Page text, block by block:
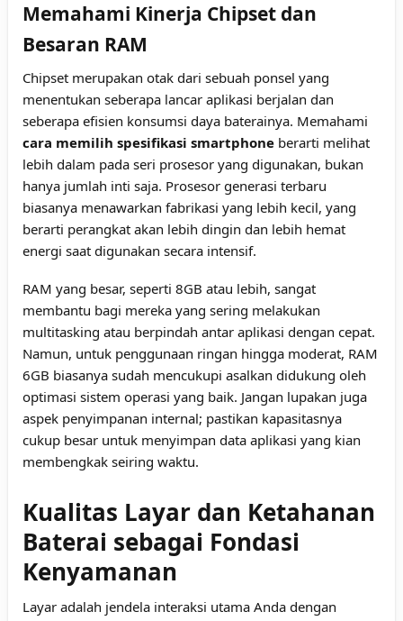
Memahami Kinerja Chipset dan
Besaran RAM
Chipset merupakan otak dari sebuah ponsel yang
menentukan seberapa lancar aplikasi berjalan dan
seberapa efisien konsumsi daya baterainya. Memahami
cara memilih spesifikasi smartphone berarti melihat
lebih dalam pada seri prosesor yang digunakan, bukan
hanya jumlah inti saja. Prosesor generasi terbaru
biasanya menawarkan fabrikasi yang lebih kecil, yang
berarti perangkat akan lebih dingin dan lebih hemat
energi saat digunakan secara intensif.
RAM yang besar, seperti 8GB atau lebih, sangat
membantu bagi mereka yang sering melakukan
multitasking atau berpindah antar aplikasi dengan cepat.
Namun, untuk penggunaan ringan hingga moderat, RAM
6GB biasanya sudah mencukupi asalkan didukung oleh
optimasi sistem operasi yang baik. Jangan lupakan juga
aspek penyimpanan internal; pastikan kapasitasnya
cukup besar untuk menyimpan data aplikasi yang kian
membengkak seiring waktu.
Kualitas Layar dan Ketahanan
Baterai sebagai Fondasi
Kenyamanan
Layar adalah jendela interaksi utama Anda dengan